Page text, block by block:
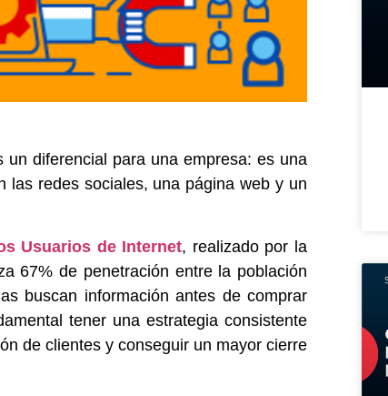
diferencial para una empresa: es una
las redes sociales, una página web y un
Usuarios de Internet, realizado por la
67% de penetración entre la población
buscan información antes de comprar
tener una estrategia consistente
de clientes y conseguir un mayor cierre